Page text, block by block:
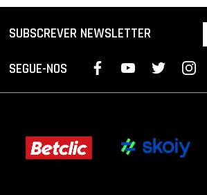
SUBSCREVER NEWSLETTER
SEGUE-NOS